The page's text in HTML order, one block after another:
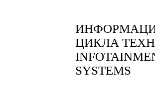
ЦИКЛА
SYSTEMS